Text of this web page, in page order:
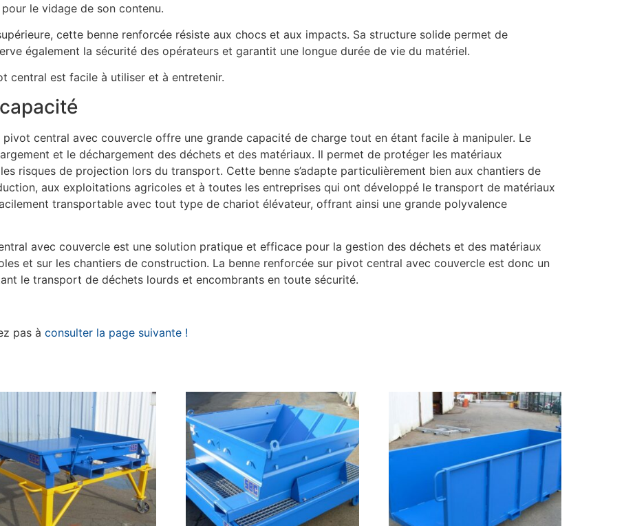
le vidage de son contenu.
cette benne renforcée résiste aux chocs et aux impacts. Sa structure solide permet de
également la sécurité des opérateurs et garantit une longue durée de vie du matériel.
central est facile à utiliser et à entretenir.
central avec couvercle offre une grande capacité de charge tout en étant facile à manipuler. Le
et le déchargement des déchets et des matériaux. Il permet de protéger les matériaux
risques de projection lors du transport. Cette benne s’adapte particulièrement bien aux chantiers de
aux exploitations agricoles et à toutes les entreprises qui ont développé le transport de matériaux
transportable avec tout type de chariot élévateur, offrant ainsi une grande polyvalence
avec couvercle est une solution pratique et efficace pour la gestion des déchets et des matériaux
et sur les chantiers de construction. La benne renforcée sur pivot central avec couvercle est donc un
le transport de déchets lourds et encombrants en toute sécurité.
pas à consulter la page suivante !